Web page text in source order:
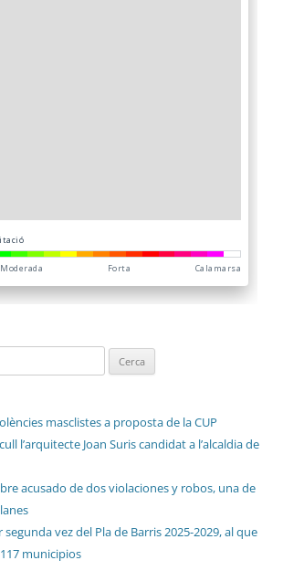
masclistes a proposta de la CUP
l’arquitecte Joan Suris candidat a l’alcaldia de
acusado de dos violaciones y robos, una de
vez del Pla de Barris 2025-2029, al que
municipios